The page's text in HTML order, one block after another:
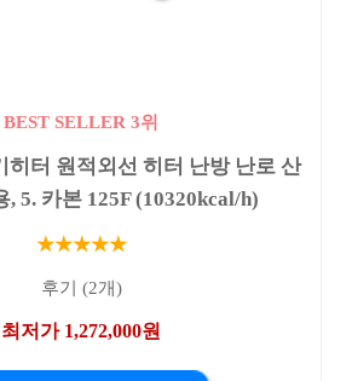
BEST SELLER 3위
히터 원적외선 히터 난방 난로 산
, 5. 카본 125F (10320kcal/h)
★★★★★
후기 (2개)
최저가 1,272,000원